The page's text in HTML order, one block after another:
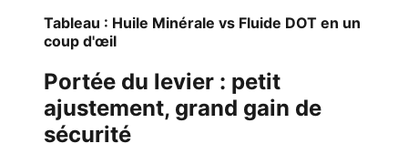
Tableau : Huile Minérale vs Fluide DOT en un
coup d'œil
Portée du levier : petit
ajustement, grand gain de
sécurité